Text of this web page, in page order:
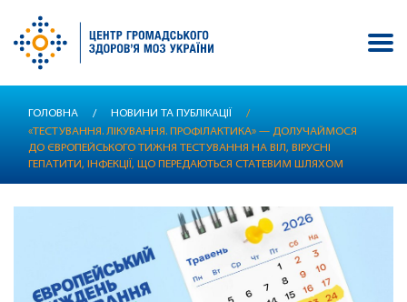
вмісту
ГОЛОВНА / НОВИНИ ТА ПУБЛІКАЦІЇ
/
«ТЕСТУВАННЯ. ЛІКУВАННЯ. ПРОФІЛАКТИКА» — ДОЛУЧАЙМОСЯ
ДО ЄВРОПЕЙСЬКОГО ТИЖНЯ ТЕСТУВАННЯ НА ВІЛ, ВІРУСНІ
ГЕПАТИТИ, ІНФЕКЦІЇ, ЩО ПЕРЕДАЮТЬСЯ СТАТЕВИМ ШЛЯХОМ